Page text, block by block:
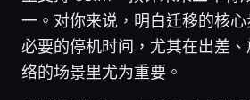
一。对你来说，明白迁移的核
必要的停机时间，尤其在出差
络的场景里尤为重要。